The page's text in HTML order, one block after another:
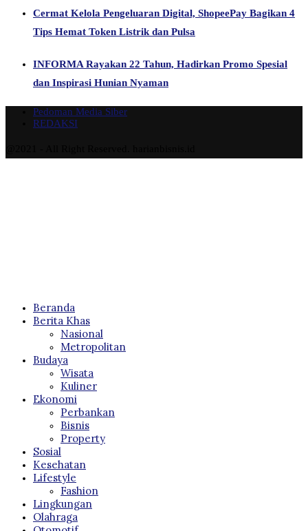
Cermat Kelola Pengeluaran Digital, ShopeePay Bagikan 4
Tips Hemat Token Listrik dan Pulsa
INFORMA Rayakan 22 Tahun, Hadirkan Promo Spesial
dan Inspirasi Hunian Nyaman
Pedoman Media Siber
REDAKSI
Beranda
Berita Khas
Nasional
Metropolitan
Budaya
Wisata
Kuliner
Ekonomi
Perbankan
Bisnis
Property
Sosial
Kesehatan
Lifestyle
Fashion
Lingkungan
Olahraga